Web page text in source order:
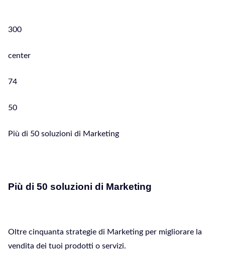
300
center
74
50
Più di 50 soluzioni di Marketing
Più di 50 soluzioni di Marketing
Oltre cinquanta strategie di Marketing per migliorare la
vendita dei tuoi prodotti o servizi.